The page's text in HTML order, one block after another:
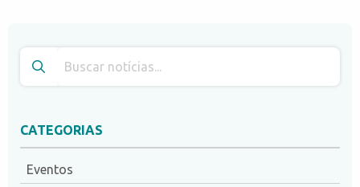
CATEGORIAS
Eventos